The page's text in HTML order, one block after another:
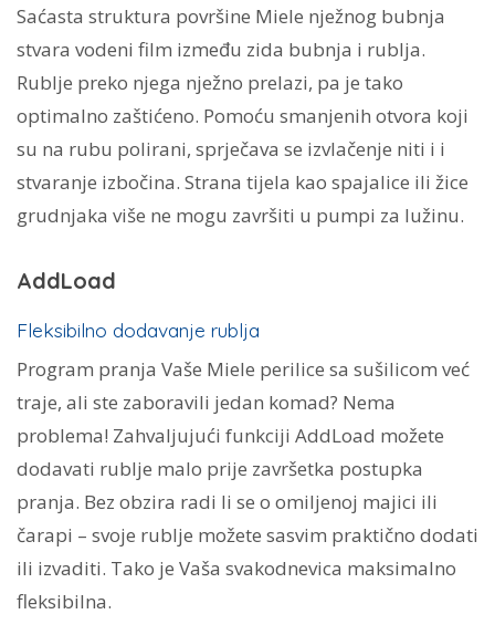
Saćasta struktura površine Miele nježnog bubnja
stvara vodeni film između zida bubnja i rublja.
Rublje preko njega nježno prelazi, pa je tako
optimalno zaštićeno. Pomoću smanjenih otvora koji
su na rubu polirani, sprječava se izvlačenje niti i i
stvaranje izbočina. Strana tijela kao spajalice ili žice
grudnjaka više ne mogu završiti u pumpi za lužinu.
AddLoad
Fleksibilno dodavanje rublja
Program pranja Vaše Miele perilice sa sušilicom već
traje, ali ste zaboravili jedan komad? Nema
problema! Zahvaljujući funkciji AddLoad možete
dodavati rublje malo prije završetka postupka
pranja. Bez obzira radi li se o omiljenoj majici ili
čarapi – svoje rublje možete sasvim praktično dodati
ili izvaditi. Tako je Vaša svakodnevica maksimalno
fleksibilna.